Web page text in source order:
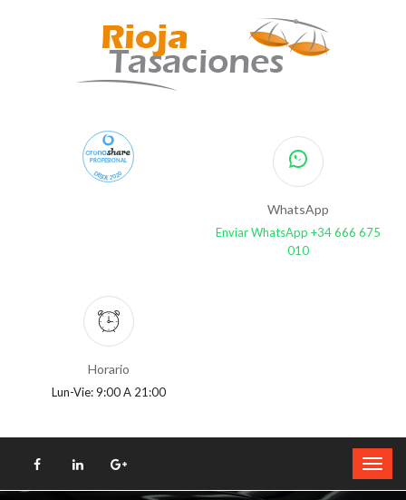
PROFESIONAL
DESDE 2020
WhatsApp
Enviar WhatsApp +34 666 675
010
Horario
Lun-Vie: 9:00 A 21:00